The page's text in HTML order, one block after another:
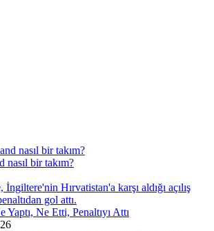
bir takım?
Ne Etti, Penaltıyı Attı